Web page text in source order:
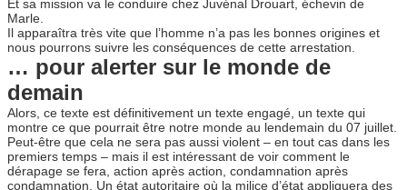
Et sa mission va le conduire chez Juvénal Drouart, échevin de
Marle.
Il apparaîtra très vite que l’homme n’a pas les bonnes origines et
nous pourrons suivre les conséquences de cette arrestation.
… pour alerter sur le monde de
demain
Alors, ce texte est définitivement un texte engagé, un texte qui
montre ce que pourrait être notre monde au lendemain du 07 juillet.
Peut-être que cela ne sera pas aussi violent – en tout cas dans les
premiers temps – mais il est intéressant de voir comment le
dérapage se fera, action après action, condamnation après
condamnation. Un état autoritaire où la milice d’état appliquera des